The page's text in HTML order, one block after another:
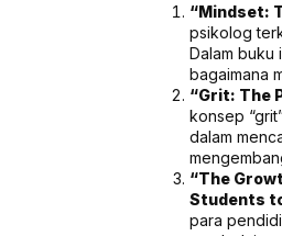
“Mindset:
psikolog
Dalam buku
bagaimana
“Grit: The
konsep
dalam
“The
Students
para